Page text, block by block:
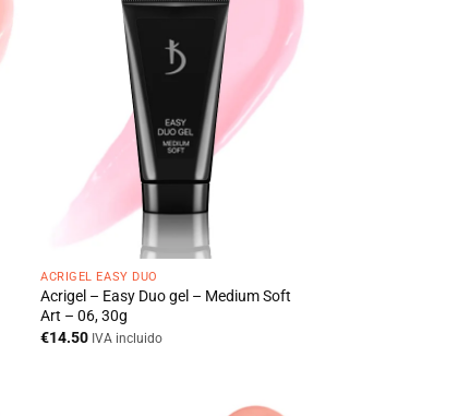
ACRIGEL EASY DUO
Acrigel – Easy Duo gel – Medium Soft
Art – 06, 30g
€14.50 IVA incluido